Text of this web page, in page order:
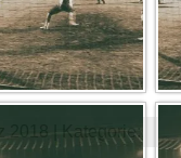
2018 | Kategorie: